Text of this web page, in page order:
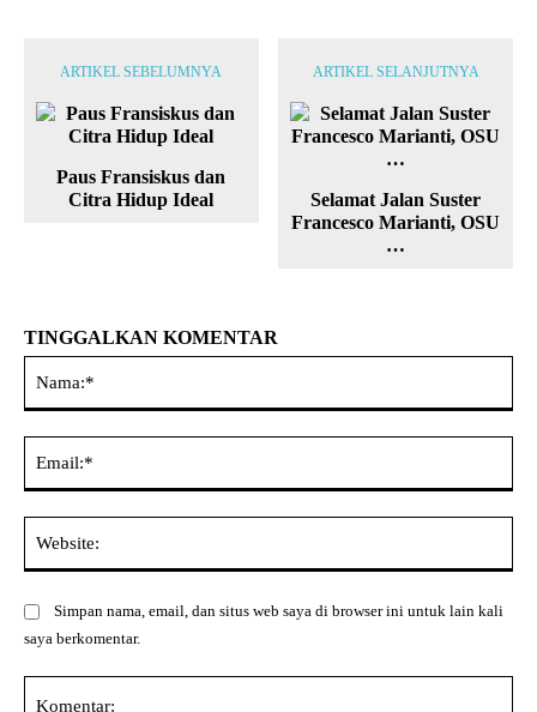
ARTIKEL SEBELUMNYA
Paus Fransiskus dan
Citra Hidup Ideal
ARTIKEL SELANJUTNYA
Selamat Jalan Suster
Francesco Marianti, OSU
…
TINGGALKAN KOMENTAR
Simpan nama, email, dan situs web saya di browser ini untuk lain kali
saya berkomentar.